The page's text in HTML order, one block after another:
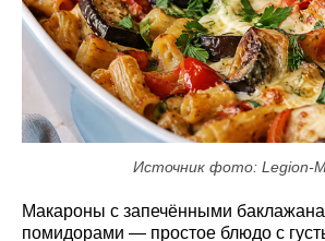
Источник фото: Legion-
Макароны с запечёнными
помидорами — простое блюдо с